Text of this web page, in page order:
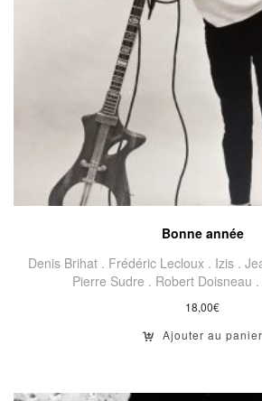
Bonne année
Denis Brihat . Frédéric Lecloux . Izis .
Pierre Sudre . Robert Doisneau .
18,00€
Ajouter au panier